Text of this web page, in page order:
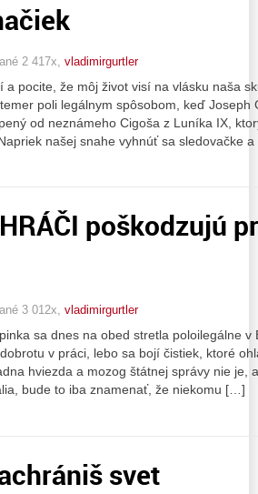
2 417x, vladimirgurtler
a pocite, že môj život visí na vlásku naša
poli legálnym spôsobom, keď Joseph
od neznámeho Cigoša z Luníka IX,
našej snahe vyhnúť sa sledovačke
poškodzujú
3 012x, vladimirgurtler
sa dnes na obed stretla poloilegálne
v práci, lebo sa bojí čistiek, ktoré
hviezda a mozog štátnej správy nie je,
bude to iba znamenať, že niekomu […]
svet